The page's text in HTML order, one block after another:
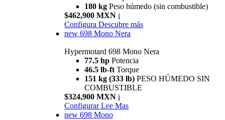
180 kg Peso húmedo (sin combustible)
$462,900 MXN i
Configura Descubre más
new 698 Mono Nera
Hypermotard 698 Mono Nera
77.5 hp Potencia
46.5 lb-ft Torque
151 kg (333 lb) PESO HÚMEDO SIN
COMBUSTIBLE
$324,900 MXN i
Configurar Lee Mas
new 698 Mono